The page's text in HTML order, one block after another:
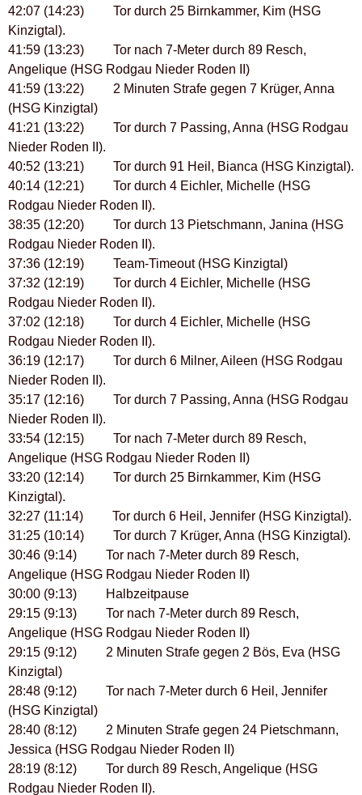
42:07 (14:23) Tor durch 25 Birnkammer, Kim (HSG
Kinzigtal).
41:59 (13:23) Tor nach 7-Meter durch 89 Resch,
Angelique (HSG Rodgau Nieder Roden II)
41:59 (13:22) 2 Minuten Strafe gegen 7 Krüger, Anna
(HSG Kinzigtal)
41:21 (13:22) Tor durch 7 Passing, Anna (HSG Rodgau
Nieder Roden II).
40:52 (13:21) Tor durch 91 Heil, Bianca (HSG Kinzigtal).
40:14 (12:21) Tor durch 4 Eichler, Michelle (HSG
Rodgau Nieder Roden II).
38:35 (12:20) Tor durch 13 Pietschmann, Janina (HSG
Rodgau Nieder Roden II).
37:36 (12:19) Team-Timeout (HSG Kinzigtal)
37:32 (12:19) Tor durch 4 Eichler, Michelle (HSG
Rodgau Nieder Roden II).
37:02 (12:18) Tor durch 4 Eichler, Michelle (HSG
Rodgau Nieder Roden II).
36:19 (12:17) Tor durch 6 Milner, Aileen (HSG Rodgau
Nieder Roden II).
35:17 (12:16) Tor durch 7 Passing, Anna (HSG Rodgau
Nieder Roden II).
33:54 (12:15) Tor nach 7-Meter durch 89 Resch,
Angelique (HSG Rodgau Nieder Roden II)
33:20 (12:14) Tor durch 25 Birnkammer, Kim (HSG
Kinzigtal).
32:27 (11:14) Tor durch 6 Heil, Jennifer (HSG Kinzigtal).
31:25 (10:14) Tor durch 7 Krüger, Anna (HSG Kinzigtal).
30:46 (9:14) Tor nach 7-Meter durch 89 Resch,
Angelique (HSG Rodgau Nieder Roden II)
30:00 (9:13) Halbzeitpause
29:15 (9:13) Tor nach 7-Meter durch 89 Resch,
Angelique (HSG Rodgau Nieder Roden II)
29:15 (9:12) 2 Minuten Strafe gegen 2 Bös, Eva (HSG
Kinzigtal)
28:48 (9:12) Tor nach 7-Meter durch 6 Heil, Jennifer
(HSG Kinzigtal)
28:40 (8:12) 2 Minuten Strafe gegen 24 Pietschmann,
Jessica (HSG Rodgau Nieder Roden II)
28:19 (8:12) Tor durch 89 Resch, Angelique (HSG
Rodgau Nieder Roden II).